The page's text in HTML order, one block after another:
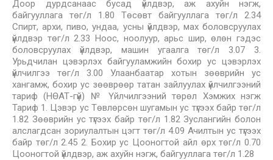
Доор дурдсанаас бусад үйлдвэр, аж ахуйн нэгж,
байгууллага төг/л 1.80 Төсөвт байгууллага төг/л 2.34
Спирт, архи, пиво, ундаа, усны үйлдвэр, мах боловсруулах
үйлдвэр төг/л 2.33 Ноос, ноолуур, арьс шир, өлөн гэдэс
боловсруулах үйлдвэр, машин угаалга төг/л 3.07 3.
Урьдчилан цэвэрлэх байгууламжийн бохир ус цэвэрлэх
үйлчилгээ төг/л 3.00 Улаанбаатар хотын зөөврийн ус
хангамж, бохир ус зөөврөөр татан зайлуулах үйлчилгээний
тариф (НӨАТ-гүй) № Үйлчилгээний төрөл Хэмжих нэгж
Тариф 1. Цэвэр ус Төвлөрсөн шугамын ус түгээх байр төг/л
1.82 Зөөврийн ус түгээх байр төг/л 1.82 Зуслангийн болон
алслагдсан зориулалтын цэгт төг/л 4.09 Ачилтын ус түгээх
байр төг/л 2.45 2. Бохир ус Цооногтой айл өрх төг/л 0.70
Цооногтой үйлдвэр, аж ахуйн нэгж, байгууллага төг/л 1.28